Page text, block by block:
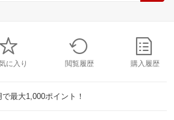
に入り 閲覧履歴 購入履歴
最大1,000ポイント！